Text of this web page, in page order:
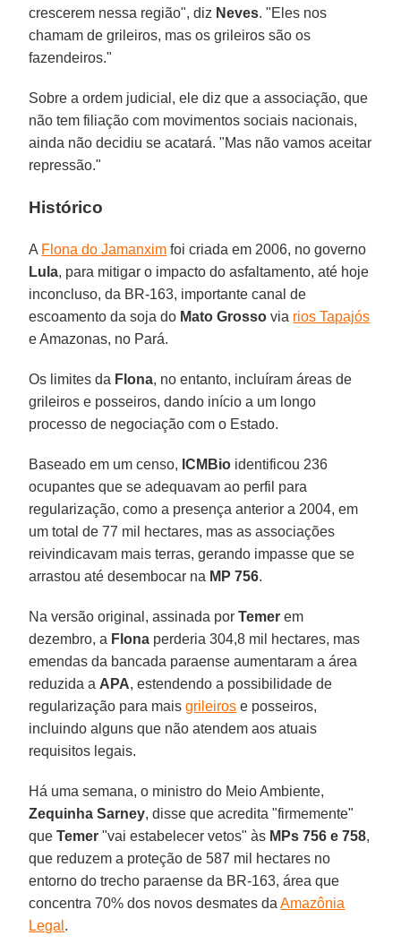
crescerem nessa região", diz Neves. "Eles nos
chamam de grileiros, mas os grileiros são os
fazendeiros."
Sobre a ordem judicial, ele diz que a associação, que
não tem filiação com movimentos sociais nacionais,
ainda não decidiu se acatará. "Mas não vamos aceitar
repressão."
Histórico
A Flona do Jamanxim foi criada em 2006, no governo
Lula, para mitigar o impacto do asfaltamento, até hoje
inconcluso, da BR-163, importante canal de
escoamento da soja do Mato Grosso via rios Tapajós
e Amazonas, no Pará.
Os limites da Flona, no entanto, incluíram áreas de
grileiros e posseiros, dando início a um longo
processo de negociação com o Estado.
Baseado em um censo, ICMBio identificou 236
ocupantes que se adequavam ao perfil para
regularização, como a presença anterior a 2004, em
um total de 77 mil hectares, mas as associações
reivindicavam mais terras, gerando impasse que se
arrastou até desembocar na MP 756.
Na versão original, assinada porTemer em
dezembro, a Flona perderia 304,8 mil hectares, mas
emendas da bancada paraense aumentaram a área
reduzida a APA, estendendo a possibilidade de
regularização para maisgrileiros e posseiros,
incluindo alguns que não atendem aos atuais
requisitos legais.
Há uma semana, o ministro do Meio Ambiente,
Zequinha Sarney, disse que acredita "firmemente"
queTemer "vai estabelecer vetos" às MPs 756 e 758,
que reduzem a proteção de 587 mil hectares no
entorno do trecho paraense da BR-163, área que
concentra 70% dos novos desmates daAmazônia
Legal .